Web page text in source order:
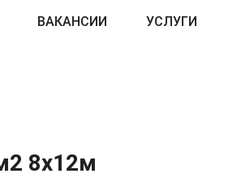
ВАКАНСИИ УСЛУГИ
8х12м